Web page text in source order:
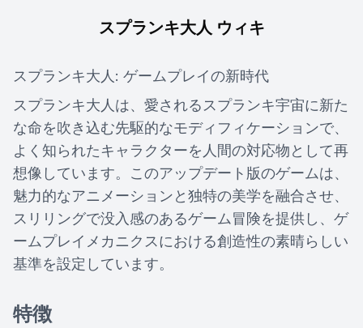
スプランキ大人 ウィキ
スプランキ大人: ゲームプレイの新時代
スプランキ大人は、愛されるスプランキ宇宙に新た
な命を吹き込む先駆的なモディフィケーションで、
よく知られたキャラクターを人間の対応物として再
想像しています。このアップデート版のゲームは、
魅力的なアニメーションと独特の美学を融合させ、
スリリングで没入感のあるゲーム冒険を提供し、ゲ
ームプレイメカニクスにおける創造性の素晴らしい
基準を設定しています。
特徴